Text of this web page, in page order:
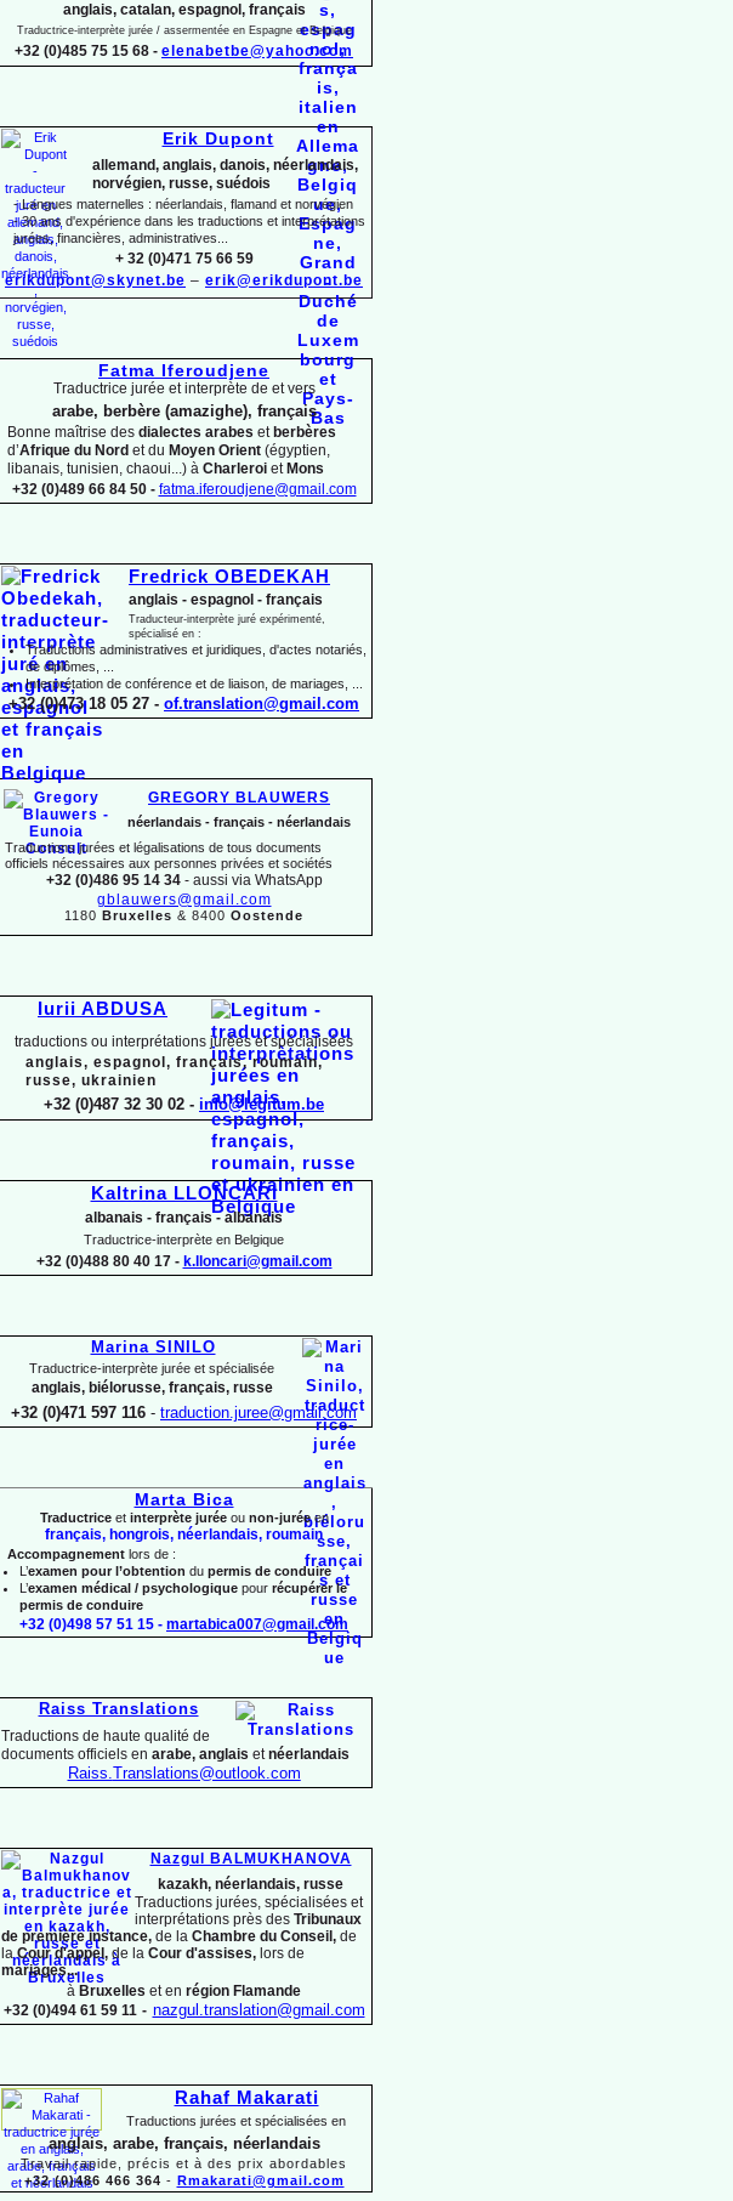
anglais, catalan, espagnol, français
Traductrice-interprète jurée / assermentée en Espagne et Belgique
+32 (0)485 75 15 68 - elenabetbe@yahoo.com
Erik Dupont
allemand, anglais, danois, néerlandais,
norvégien, russe, suédois
-Langues maternelles : néerlandais, flamand et norvégien
-30 ans d'expérience dans les traductions et interprétations
jurées, financières, administratives...
+ 32 (0)471 75 66 59
erikdupont@skynet.be – erik@erikdupont.be
Fatma Iferoudjene
Traductrice jurée et interprète de et vers
arabe, berbère (amazighe), français
Bonne maîtrise des dialectes arabes et berbères
d’Afrique du Nord et du Moyen Orient (égyptien,
libanais, tunisien, chaoui...) à Charleroi et Mons
+32 (0)489 66 84 50 - fatma.iferoudjene@gmail.com
Fredrick OBEDEKAH
anglais - espagnol - français
Traducteur-interprète juré expérimenté,
spécialisé en :
Traductions administratives et juridiques, d'actes notariés,
de diplômes, ...
Interprétation de conférence et de liaison, de mariages, ...
+32 (0)473 18 05 27 - of.translation@gmail.com
GREGORY BLAUWERS
néerlandais - français - néerlandais
Traductions jurées et légalisations de tous documents
officiels nécessaires aux personnes privées et sociétés
+32 (0)486 95 14 34-aussi via WhatsApp
gblauwers@gmail.com
1180 Bruxelles & 8400 Oostende
Iurii ABDUSA
traductions ou interprétations jurées et spécialisées
anglais, espagnol, français, roumain,
russe, ukrainien
+32 (0)487 32 30 02 - info@legitum.be
Kaltrina LLONCARI
albanais - français -albanais
Traductrice-interprète en Belgique
+32 (0)488 80 40 17 - k.lloncari@gmail.com
Marina SINILO
Traductrice-interprète jurée et spécialisée
anglais, biélorusse, français, russe
+32 (0)471 597 116 - traduction.juree@gmail.com
Marta Bica
Traductrice etinterprète juréeou non-juréeen
français, hongrois, néerlandais, roumain
Accompagnement lors de :
L’examen pour l’obtention du permis de conduire
L’examen médical / psychologique pour récupérer le
permis de conduire
+32 (0)498 57 51 15 - martabica007@gmail.com
Raiss Translations
Traductions de haute qualité de
documents officiels en arabe, anglais etnéerlandais
Raiss. Translations@outlook.com
Nazgul BALMUKHANOVA
kazakh, néerlandais, russe
Traductions jurées, spécialisées et
interprétations près des Tribunaux
de première instance, de la Chambre du Conseil, de
laCour d'appel, de la Cour d'assises, lors de
mariages...
à Bruxelles et en région Flamande
+32 (0)494 61 59 11- nazgul.translation@gmail.com
Rahaf Makarati
Traductions jurées et spécialisées en
anglais, arabe, français, néerlandais
Travail rapide, précis et à des prix abordables
+32 (0)486 466 364 - Rmakarati@gmail.com